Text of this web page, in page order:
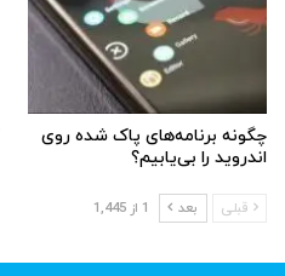
چگونه برنامه‌های پاک شده روی
اندروید را بی‌یابیم؟
قبلی بعد 1 از 1,445